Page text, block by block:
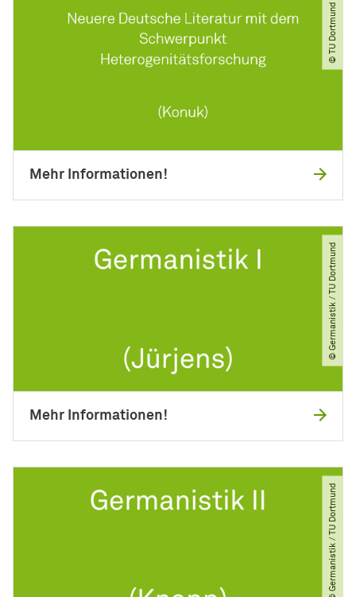
© TU Dortmund
Mehr Informationen!
© Germanistik ​/​ TU Dortmund
Mehr Informationen!
© Germanistik ​/​ TU Dortmund